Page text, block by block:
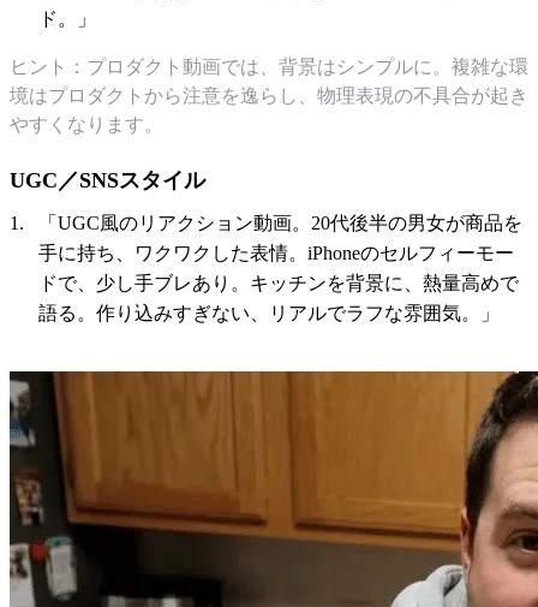
ド。」
ヒント：プロダクト動画では、背景はシンプルに。複雑な環
境はプロダクトから注意を逸らし、物理表現の不具合が起き
やすくなります。
UGC／SNSスタイル
「UGC風のリアクション動画。20代後半の男女が商品を
手に持ち、ワクワクした表情。iPhoneのセルフィーモー
ドで、少し手ブレあり。キッチンを背景に、熱量高めで
語る。作り込みすぎない、リアルでラフな雰囲気。」